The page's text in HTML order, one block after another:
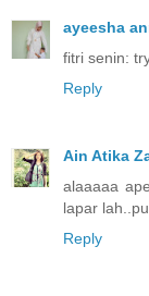
ayeesha
fitri senin:
Reply
Ain Atika
alaaaaa
lapar
Reply